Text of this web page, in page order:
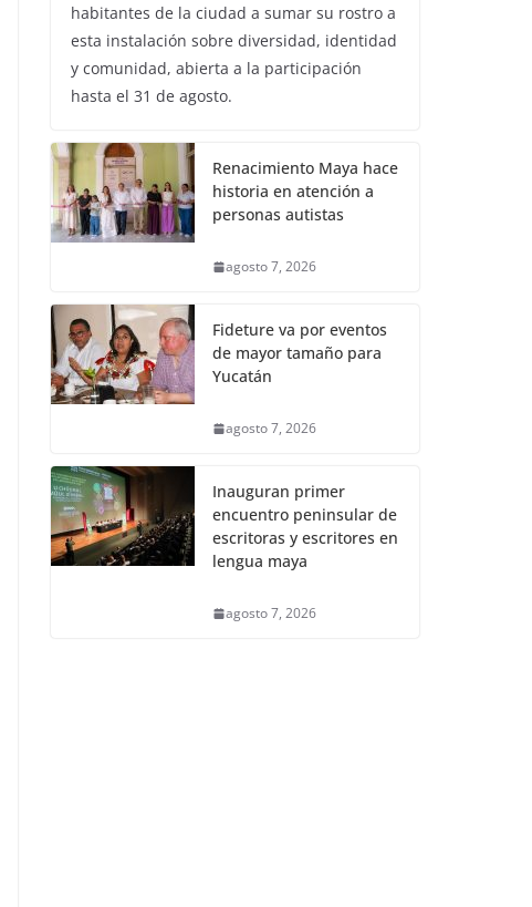
habitantes de la ciudad a sumar su rostro a
esta instalación sobre diversidad, identidad
y comunidad, abierta a la participación
hasta el 31 de agosto.
Renacimiento Maya hace
historia en atención a
personas autistas
agosto 7, 2026
Fideture va por eventos
de mayor tamaño para
Yucatán
agosto 7, 2026
Inauguran primer
encuentro peninsular de
escritoras y escritores en
lengua maya
agosto 7, 2026